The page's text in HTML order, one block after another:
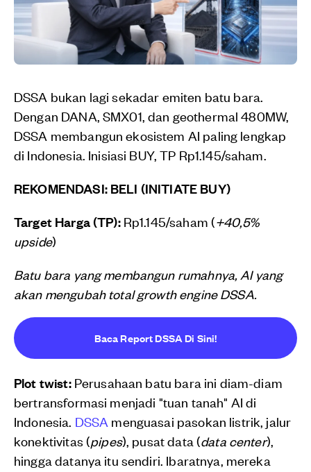
DSSA bukan lagi sekadar emiten batu bara.
Dengan DANA, SMX01, dan geothermal 480MW,
DSSA membangun ekosistem AI paling lengkap
di Indonesia. Inisiasi BUY, TP Rp1.145/saham.
REKOMENDASI: BELI (INITIATE BUY)
Target Harga (TP):Rp1.145/saham (+40,5%
upside)
Batu bara yang membangun rumahnya, AI yang
akan mengubah total growth engine DSSA.
Baca Report DSSA Di Sini!
Plot twist:Perusahaan batu bara ini diam-diam
bertransformasi menjadi "tuan tanah" AI di
Indonesia. DSSA menguasai pasokan listrik, jalur
konektivitas (pipes), pusat data (data center),
hingga datanya itu sendiri. Ibaratnya, mereka